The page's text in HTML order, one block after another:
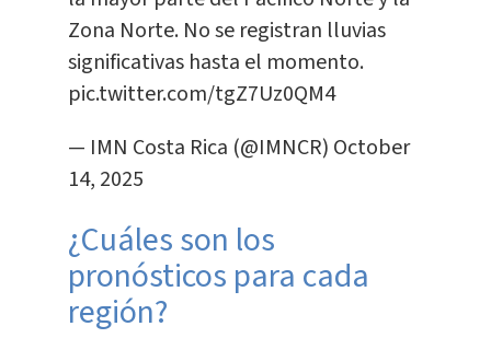
Zona Norte. No se registran lluvias
significativas hasta el momento.
pic.twitter.com/tgZ7Uz0QM4
— IMN Costa Rica (@IMNCR) October
14, 2025
¿Cuáles son los
pronósticos para cada
región?